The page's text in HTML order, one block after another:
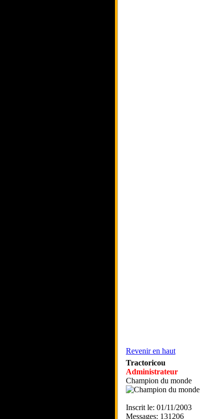
Revenir en haut
Tractoricou
Administrateur
Champion du monde
Inscrit le: 01/11/2003
Messages: 131206